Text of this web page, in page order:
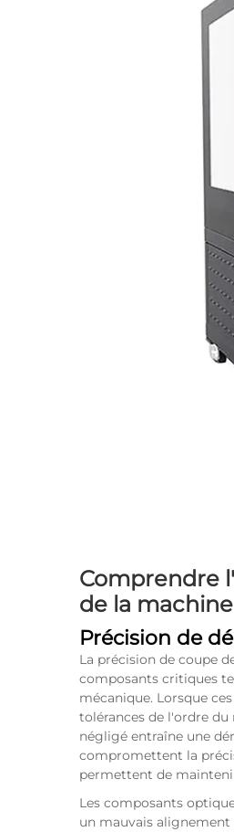
Comprendre
de la machine
Précision de
La précision de coupe
composants critiques
mécanique. Lorsque
tolérances de l'ordre
négligé entraîne une
compromettent la
permettent de
Les composants
un mauvais